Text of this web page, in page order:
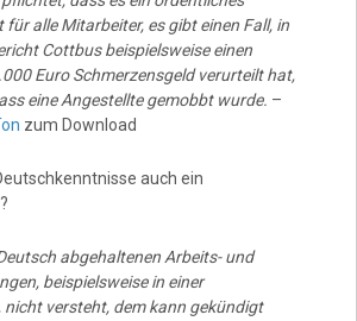
alle Mitarbeiter, es gibt einen Fall, in
Cottbus beispielsweise einen
Euro Schmerzensgeld verurteilt hat,
eine Angestellte gemobbt wurde. –
zum Download
auch ein
abgehaltenen Arbeits- und
beispielsweise in einer
versteht, dem kann gekündigt